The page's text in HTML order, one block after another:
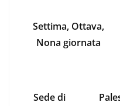
Settima, Ottava,
Nona giornata
Sede di